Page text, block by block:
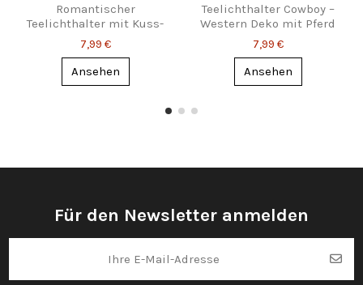
Romantischer
Teelichthalter mit Kuss-
Silhouette – Paar
7,99 €
Ansehen
Teelichthalter Cowboy –
Western Deko mit Pferd
& Kaktus
7,99 €
Ansehen
Für den Newsletter anmelden